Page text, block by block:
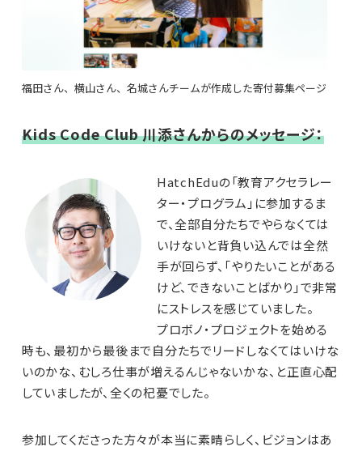
福田さん、横山さん、名城さんチームが作成した寄付募集ページ
Kids Code Club 川添さんからのメッセージ：
HatchEduの「教育アクセラレー
ター・プログラム」に参加するま
で、全部自分たちでやらなくては
いけないと背負い込んでは全然
手が回らず、「やりたいことがある
けど、できないことばかり」で非常
にストレスを感じていました。
プロボノ・プロジェクトを始める
時も、最初から最後まで自分たちでリードしなくてはいけな
いのかな、むしろ仕事が増えるんじゃないかな、と正直心配
していましたが、全くの杞憂でした。
参加してくださった方々が本当に素晴らしく、ビジョンはあ